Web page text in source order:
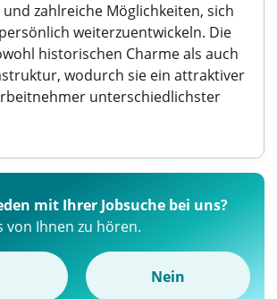
zahlreiche Möglichkeiten, sich
weiterzuentwickeln. Die
historischen Charme als auch
wodurch sie ein attraktiver
unterschiedlichster
mit Ihrer Jobsuche bei uns?
von Ihnen zu hören.
Nein